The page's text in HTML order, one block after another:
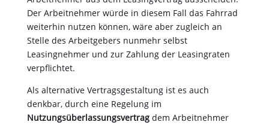
Der Arbeitnehmer würde in diesem Fall das Fahrrad
weiterhin nutzen können, wäre aber zugleich an
Stelle des Arbeitgebers nunmehr selbst
Leasingnehmer und zur Zahlung der Leasingraten
verpflichtet.
Als alternative Vertragsgestaltung ist es auch
denkbar, durch eine Regelung im
Nutzungsüberlassungsvertragdem Arbeitnehmer